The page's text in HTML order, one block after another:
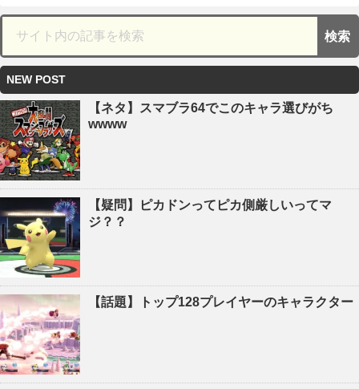
NEW POST
【ネタ】スマブラ64でこのキャラ選びがち
wwww
【疑問】ピカドンってピカ側厳しいってマ
ジ？？
【話題】トップ128プレイヤーのキャラクター